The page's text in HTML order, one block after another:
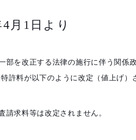
月1日より
部を改正する法律の施行に伴う関係
許料が以下のように改定（値上げ）
求料等は改定されません。